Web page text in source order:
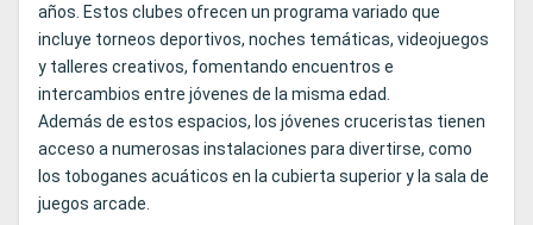
años. Estos clubes ofrecen un programa variado que
incluye torneos deportivos, noches temáticas, videojuegos
y talleres creativos, fomentando encuentros e
intercambios entre jóvenes de la misma edad.
Además de estos espacios, los jóvenes cruceristas tienen
acceso a numerosas instalaciones para divertirse, como
los toboganes acuáticos en la cubierta superior y la sala de
juegos arcade.